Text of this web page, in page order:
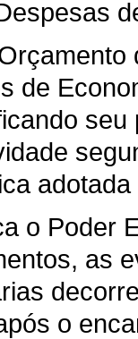
de
o Poder
as
o